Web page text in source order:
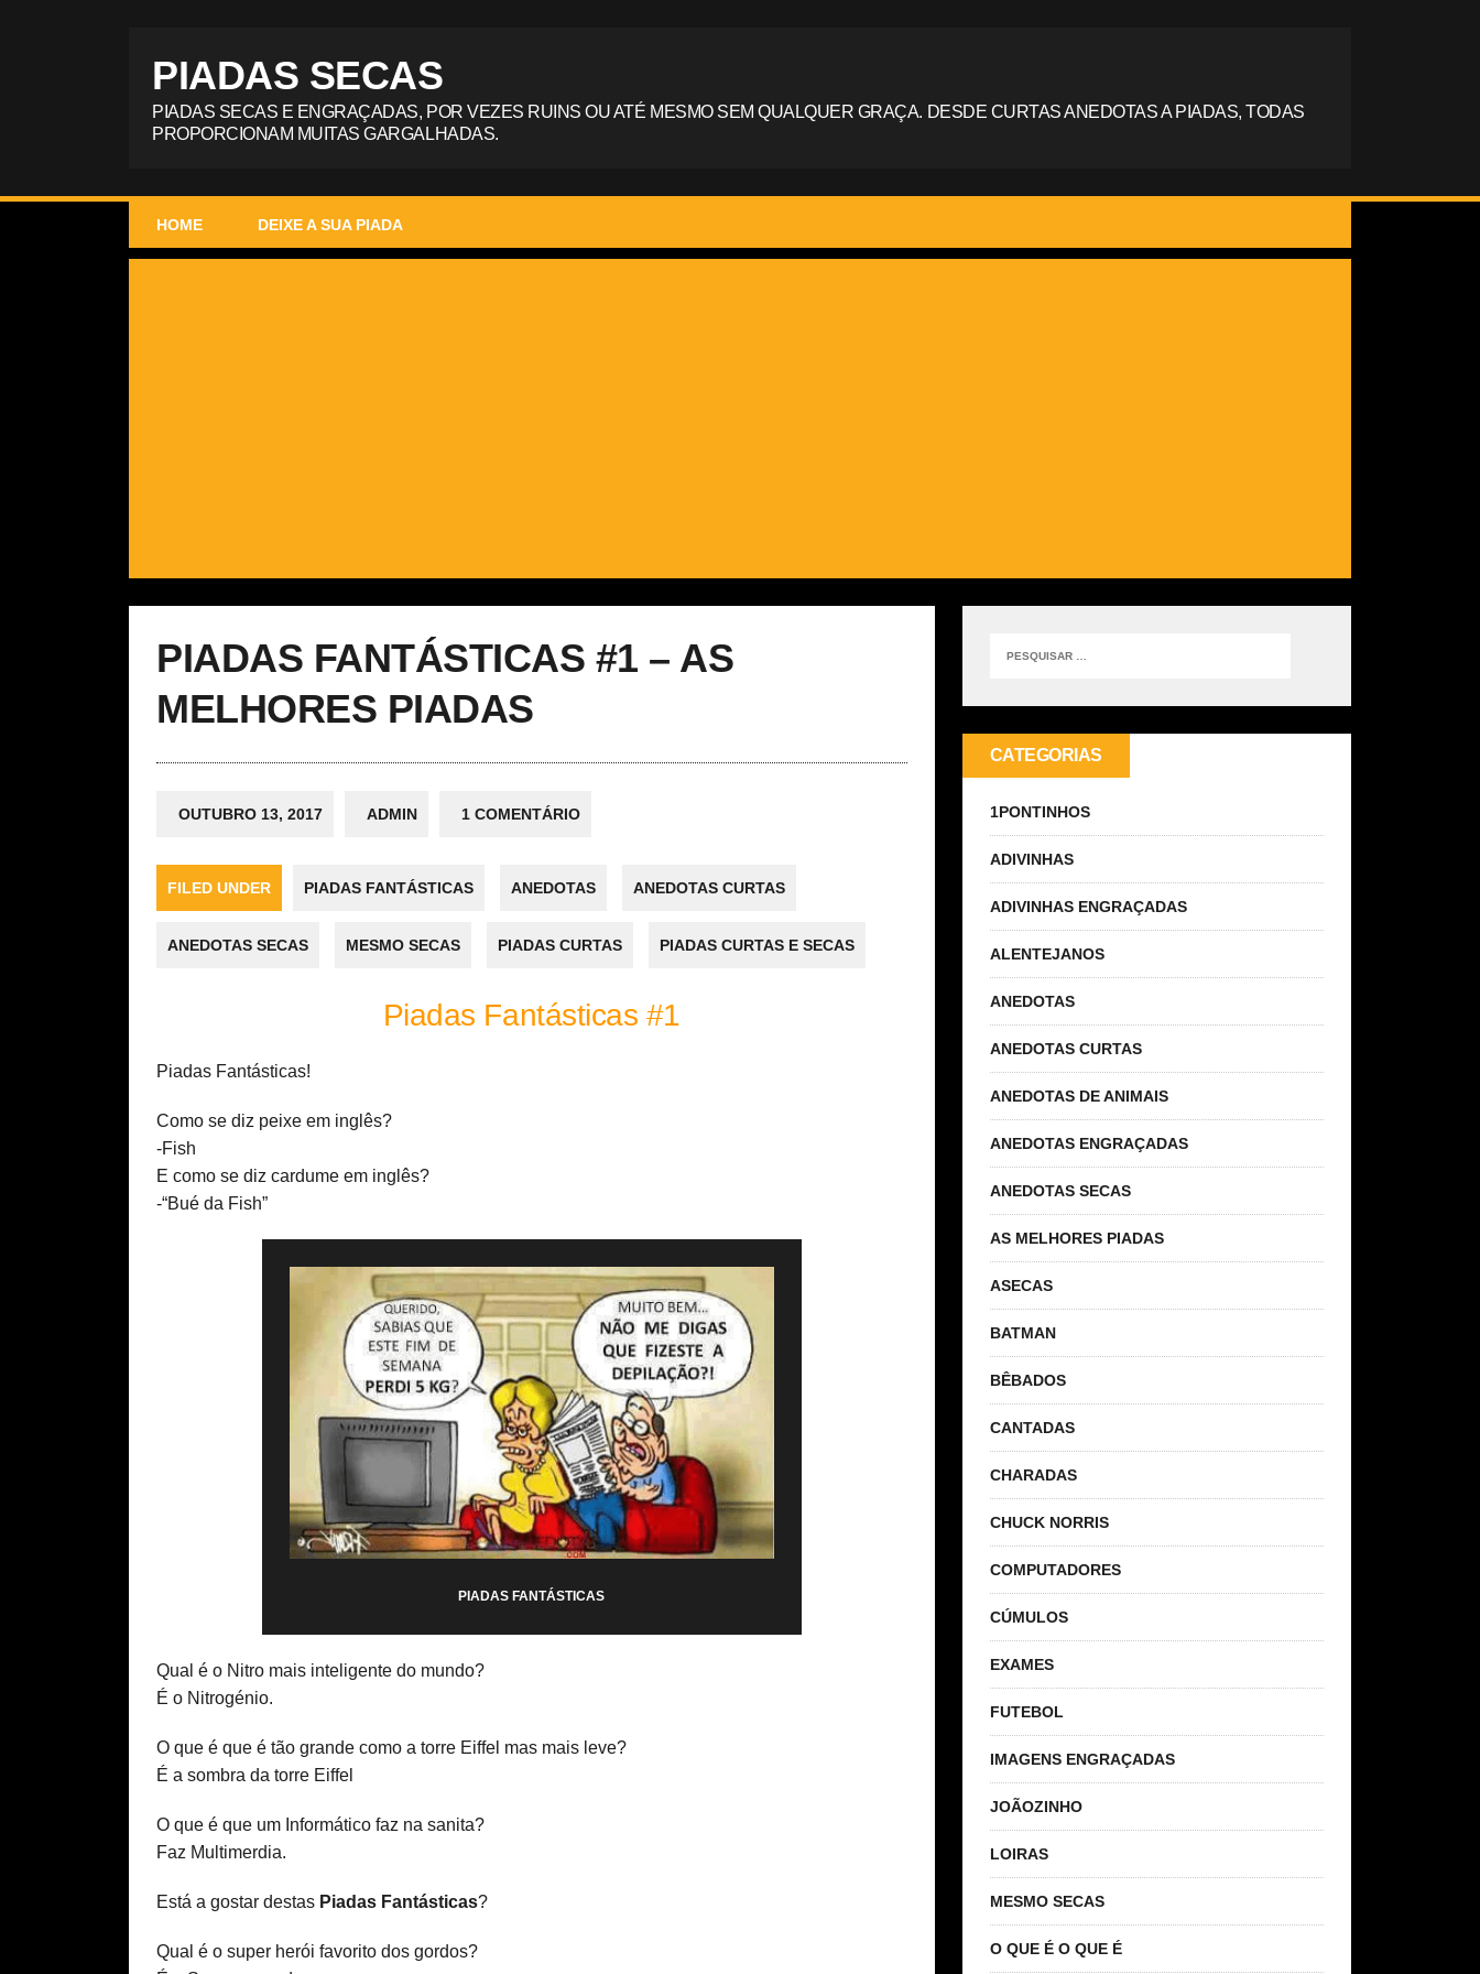
PIADAS SECAS
PIADAS SECAS E ENGRAÇADAS, POR VEZES RUINS OU ATÉ MESMO SEM QUALQUER GRAÇA. DESDE CURTAS ANEDOTAS A PIADAS, TODAS
PROPORCIONAM MUITAS GARGALHADAS.
HOME DEIXE A SUA PIADA
PIADAS FANTÁSTICAS #1 – AS
MELHORES PIADAS
OUTUBRO 13, 2017 ADMIN 1 COMENTÁRIO
FILED UNDER PIADAS FANTÁSTICAS ANEDOTAS ANEDOTAS CURTAS
ANEDOTAS SECAS MESMO SECAS PIADAS CURTAS PIADAS CURTAS E SECAS
Piadas Fantásticas #1
Piadas Fantásticas!
Como se diz peixe em inglês?
-Fish
E como se diz cardume em inglês?
-“Bué da Fish”
PIADAS FANTÁSTICAS
Qual é o Nitro mais inteligente do mundo?
É o Nitrogénio.
O que é que é tão grande como a torre Eiffel mas mais leve?
É a sombra da torre Eiffel
O que é que um Informático faz na sanita?
Faz Multimerdia.
Está a gostar destas Piadas Fantásticas?
Qual é o super herói favorito dos gordos?
CATEGORIAS
1PONTINHOS
ADIVINHAS
ADIVINHAS ENGRAÇADAS
ALENTEJANOS
ANEDOTAS
ANEDOTAS CURTAS
ANEDOTAS DE ANIMAIS
ANEDOTAS ENGRAÇADAS
ANEDOTAS SECAS
AS MELHORES PIADAS
ASECAS
BATMAN
BÊBADOS
CANTADAS
CHARADAS
CHUCK NORRIS
COMPUTADORES
CÚMULOS
EXAMES
FUTEBOL
IMAGENS ENGRAÇADAS
JOÃOZINHO
LOIRAS
MESMO SECAS
O QUE É O QUE É